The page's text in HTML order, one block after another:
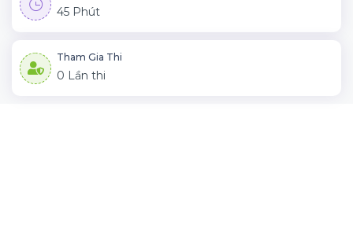
45 Phút
Tham Gia Thi
0 Lần thi